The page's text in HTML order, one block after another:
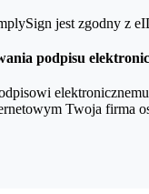
jest zgodny z
podpisu
Twoja firma